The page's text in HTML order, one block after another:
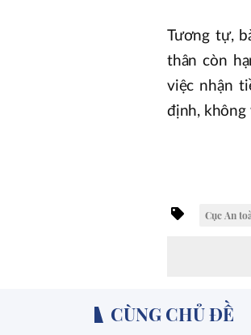
Tương tự,
thân còn
việc nhận
định, không
Cục An
CÙNG CHỦ ĐỀ